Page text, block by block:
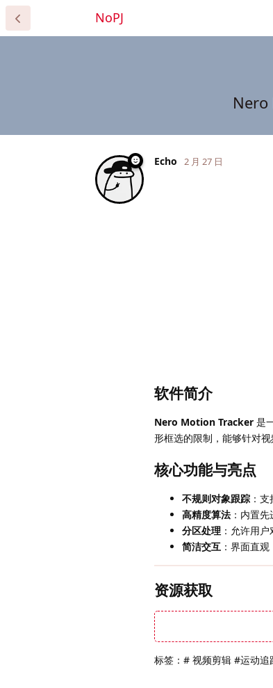
NoPJ
Nero
Echo 2 月 27 日
软件简介
Nero Motion Tracker 是
形框选的限制，能够针对
核心功能与亮点
不规则对象跟踪 ：
高精度算法 ：内置
分区处理 ：允许用
简洁交互 ：界面直
资源获取
标签：# 视频剪辑 #运动